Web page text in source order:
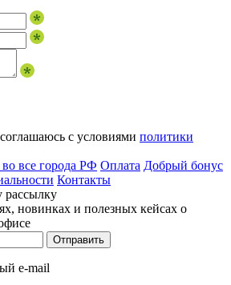
с условиями политики
во все города РФ Оплата Добрый бонус
Контакты
новинках и полезных кейсах о
Отправить
e-mail